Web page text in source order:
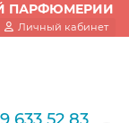
Личный кабинет
ПАРФЮМЕРИИ